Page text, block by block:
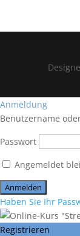
Anmeldung
Benutzername
Passwort
Angemeldet
Haben Sie Ihr
Registrieren